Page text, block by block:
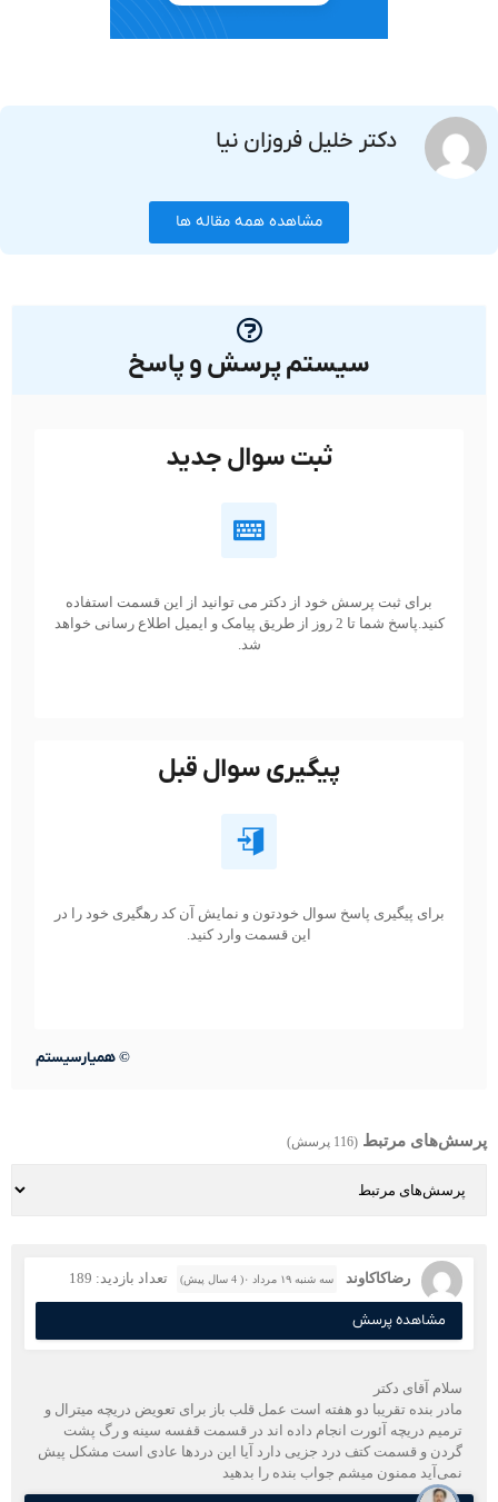
دکتر خلیل فروزان نیا
مشاهده همه مقاله ها
سیستم پرسش و پاسخ
ثبت سوال جدید
برای ثبت پرسش خود از دکتر می توانید از این قسمت استفاده
کنید.پاسخ شما تا 2 روز از طریق پیامک و ایمیل اطلاع رسانی خواهد
شد.
پیگیری سوال قبل
برای پیگیری پاسخ سوال خودتون و نمایش آن کد رهگیری خود را در
این قسمت وارد کنید.
© همیارسیستم
پرسش‌های مرتبط (116 پرسش)
رضاکاکاوند سه شنبه ۱۹ مرداد ۰( 4 سال پیش) تعداد بازدید: 189
مشاهده پرسش
سلام آقای دکتر
مادر بنده تقریبا دو هفته است عمل قلب باز برای تعویض دریچه میترال و
ترمیم دریچه آئورت انجام داده اند در قسمت قفسه سینه و رگ پشت
گردن و قسمت کتف درد جزیی دارد آیا این دردها عادی است مشکل پیش
نمی‌آید ممنون میشم جواب بنده را بدهید